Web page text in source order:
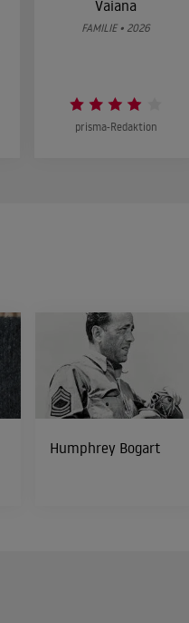
Vaiana
FAMILIE • 2026
prisma-Redaktion
Humphrey Bogart